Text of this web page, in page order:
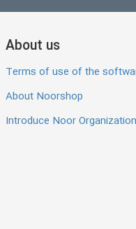
About us
Terms of use of the
About Noorshop
Introduce Noor Organization